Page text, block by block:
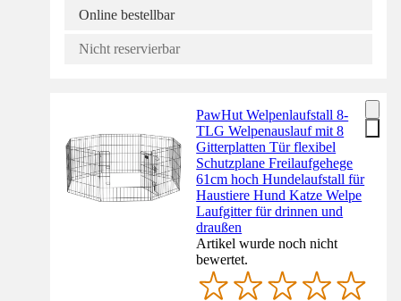
Online bestellbar
Nicht reservierbar
PawHut Welpenlaufstall 8-
TLG Welpenauslauf mit 8
Gitterplatten Tür flexibel
Schutzplane Freilaufgehege
61cm hoch Hundelaufstall für
Haustiere Hund Katze Welpe
Laufgitter für drinnen und
draußen
Artikel wurde noch nicht
bewertet.